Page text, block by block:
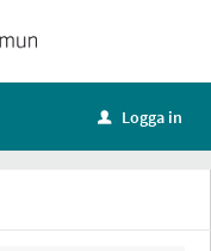
u Logga in